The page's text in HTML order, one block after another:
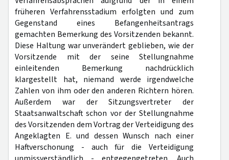
früheren Verfahrensstadium erfolgten und zum
Gegenstand eines Befangenheitsantrags
gemachten Bemerkung des Vorsitzenden bekannt.
Diese Haltung war unverändert geblieben, wie der
Vorsitzende mit der seine Stellungnahme
einleitenden Bemerkung nachdrücklich
klargestellt hat, niemand werde irgendwelche
Zahlen von ihm oder den anderen Richtern hören.
Außerdem war der Sitzungsvertreter der
Staatsanwaltschaft schon vor der Stellungnahme
des Vorsitzenden dem Vortrag der Verteidigung des
Angeklagten E. und dessen Wunsch nach einer
Haftverschonung - auch für die Verteidigung